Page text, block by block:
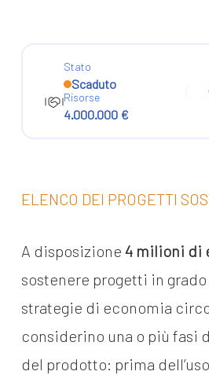
Stato
Scaduto
Risorse
4.000.000 €
ELENCO DEI PROGETTI
A disposizione 4 milioni di
sostenere progetti in
strategie di economia
considerino una o più fasi
del prodotto: prima